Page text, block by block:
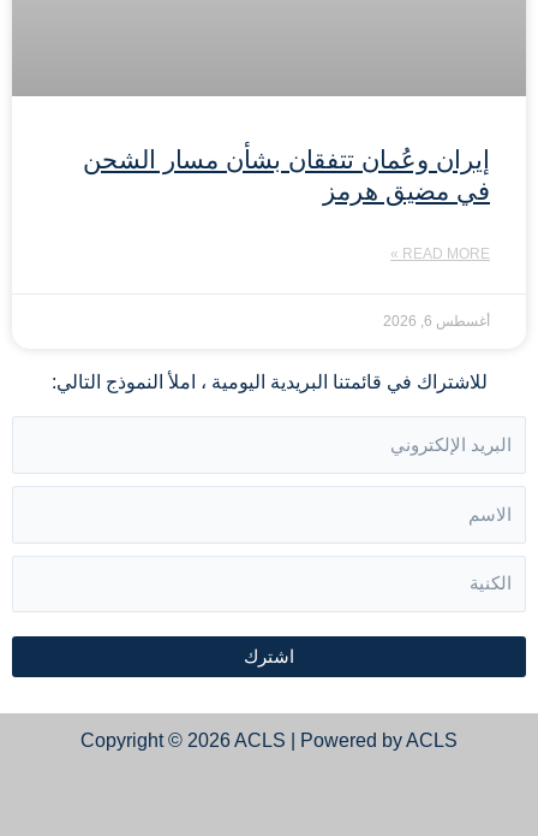
إيران وعُمان تتفقان بشأن مسار الشحن
في مضيق هرمز
READ MORE »
أغسطس 6, 2026
للاشتراك في قائمتنا البريدية اليومية ، املأ النموذج التالي:
اشترك
Copyright © 2026 ACLS | Powered by ACLS